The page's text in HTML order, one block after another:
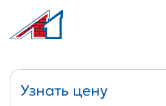
Нежилое помещение,
Информация о квартире
Узнать цену